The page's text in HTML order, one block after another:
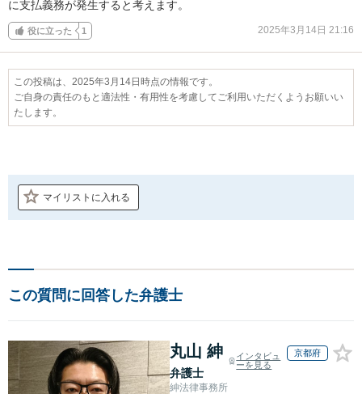
に支払義務が発生すると考えます。
役に立った 1 2025年3月14日 21:16
この投稿は、2025年3月14日時点の情報です。
ご自身の責任のもと適法性・有用性を考慮してご利用いただくようお願いい
たします。
マイリストに入れる
この質問に回答した弁護士
丸山 紳
弁護士
インタビュ
ーを見る
京都府
紳法律事務所